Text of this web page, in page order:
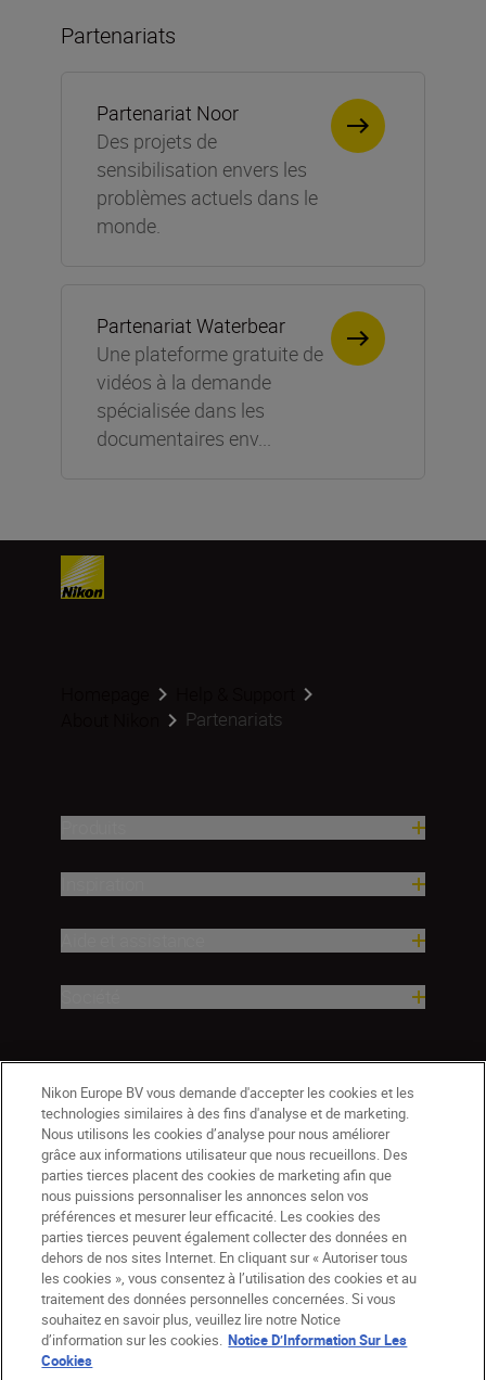
Partenariats
Partenariat Noor
Des projets de
sensibilisation envers les
problèmes actuels dans le
monde.
Partenariat Waterbear
Une plateforme gratuite de
vidéos à la demande
spécialisée dans les
documentaires env...
Partenariats
BE(fr) Nikon Sites
Contactez-nous
Avis de confidentialité
Conditions d’utilisation
CVG de la boutique Nikon Store
Nikon Europe BV vous demande d'accepter les cookies et les
technologies similaires à des fins d'analyse et de marketing.
Nous utilisons les cookies d’analyse pour nous améliorer
grâce aux informations utilisateur que nous recueillons. Des
parties tierces placent des cookies de marketing afin que
nous puissions personnaliser les annonces selon vos
préférences et mesurer leur efficacité. Les cookies des
parties tierces peuvent également collecter des données en
dehors de nos sites Internet. En cliquant sur « Autoriser tous
les cookies », vous consentez à l’utilisation des cookies et au
traitement des données personnelles concernées. Si vous
souhaitez en savoir plus, veuillez lire notre Notice
d’information sur les cookies. Notice D’Information Sur Les
Cookies